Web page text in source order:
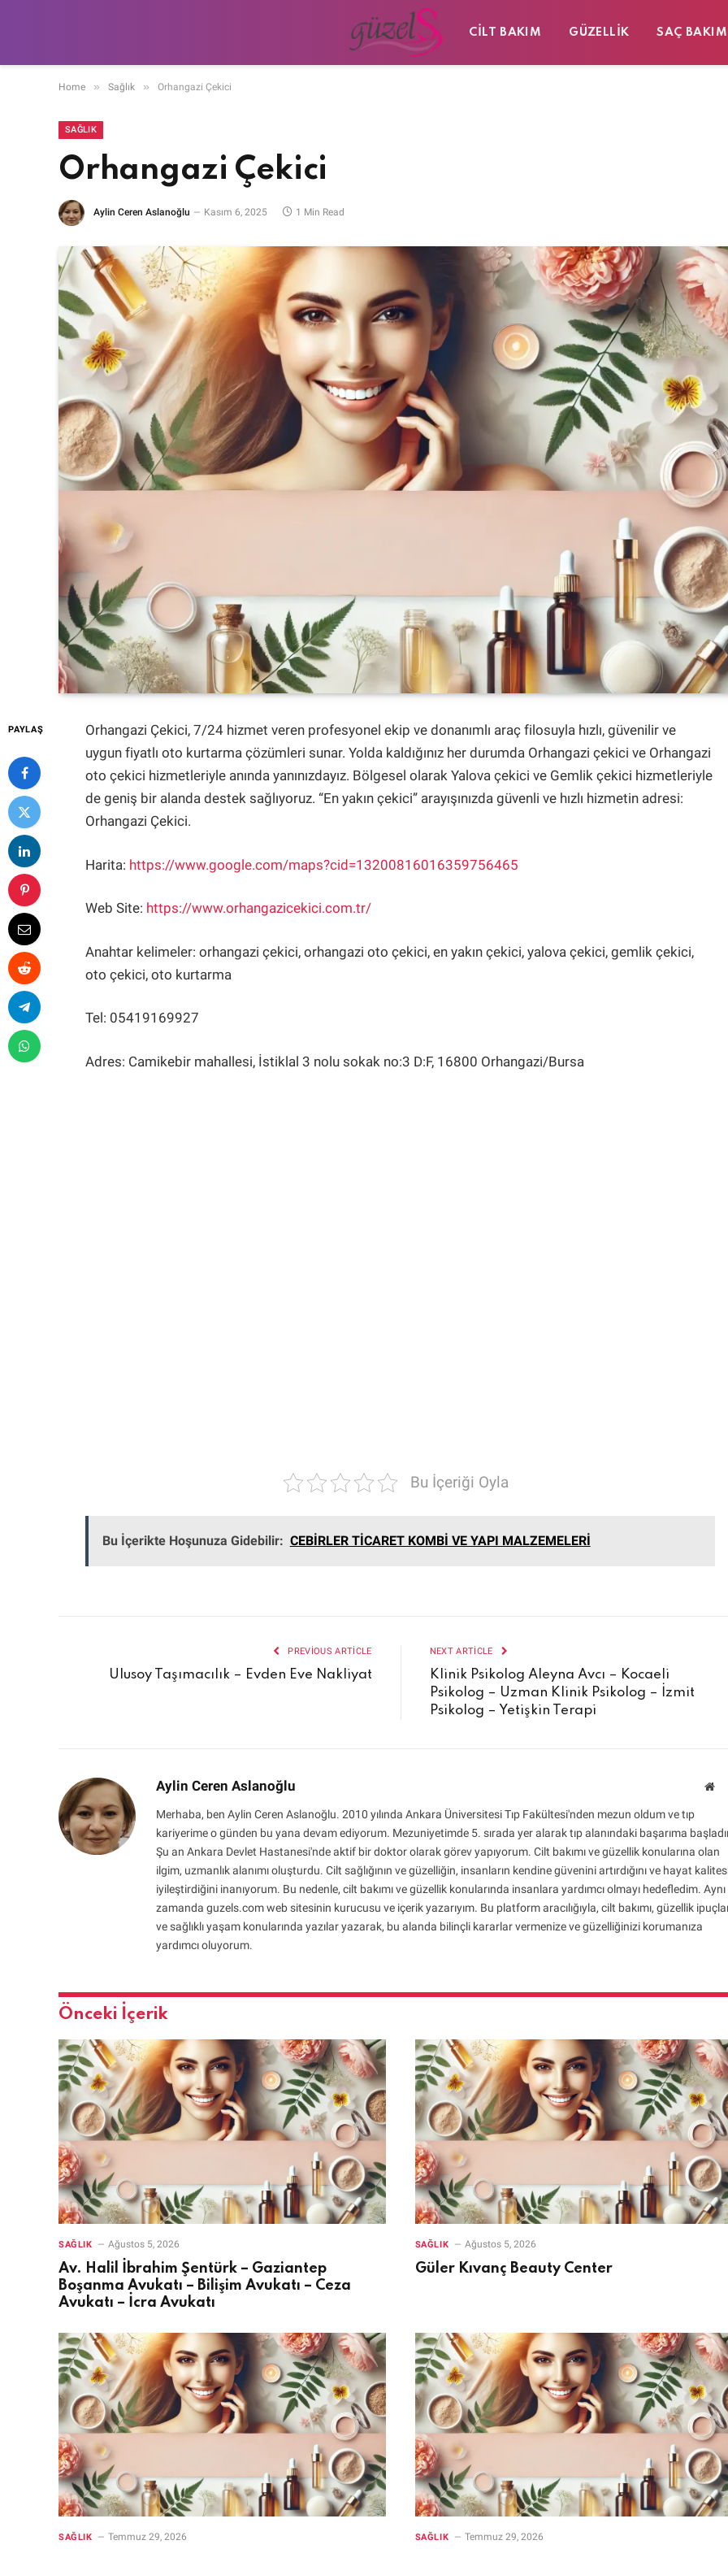
CILT BAKIM GÜZELLIK SAÇ BAKIM
Home » Sağlık » Orhangazi Çekici
SAĞLIK
Orhangazi Çekici
Aylin Ceren Aslanoğlu Kasım 6, 2025 1 Min Read
PAYLAŞ
Orhangazi Çekici, 7/24 hizmet veren profesyonel ekip ve donanımlı araç filosuyla hızlı, güvenilir ve
uygun fiyatlı oto kurtarma çözümleri sunar. Yolda kaldığınız her durumda Orhangazi çekici ve Orhangazi
oto çekici hizmetleriyle anında yanınızdayız. Bölgesel olarak Yalova çekici ve Gemlik çekici hizmetleriyle
de geniş bir alanda destek sağlıyoruz. “En yakın çekici” arayışınızda güvenli ve hızlı hizmetin adresi:
Orhangazi Çekici.
Harita: https://www.google.com/maps?cid=13200816016359756465
Web Site: https://www.orhangazicekici.com.tr/
Anahtar kelimeler: orhangazi çekici, orhangazi oto çekici, en yakın çekici, yalova çekici, gemlik çekici,
oto çekici, oto kurtarma
Tel: 05419169927
Adres: Camikebir mahallesi, İstiklal 3 nolu sokak no:3 D:F, 16800 Orhangazi̇/Bursa
Bu İçeriği Oyla
Bu İçerikte Hoşunuza Gidebilir: CEBİRLER TİCARET KOMBİ VE YAPI MALZEMELERİ
PREVIOUS ARTICLE
Ulusoy Taşımacılık – Evden Eve Nakliyat
NEXT ARTICLE
Klinik Psikolog Aleyna Avcı – Kocaeli
Psikolog – Uzman Klinik Psikolog – İzmit
Psikolog – Yetişkin Terapi
Aylin Ceren Aslanoğlu
Merhaba, ben Aylin Ceren Aslanoğlu. 2010 yılında Ankara Üniversitesi Tıp Fakültesi'nden mezun oldum ve tıp
kariyerime o günden bu yana devam ediyorum. Mezuniyetimde 5. sırada yer alarak tıp alanındaki başarıma
Şu an Ankara Devlet Hastanesi'nde aktif bir doktor olarak görev yapıyorum. Cilt bakımı ve güzellik konularına olan
ilgim, uzmanlık alanımı oluşturdu. Cilt sağlığının ve güzelliğin, insanların kendine güvenini artırdığını ve hayat
iyileştirdiğini inanıyorum. Bu nedenle, cilt bakımı ve güzellik konularında insanlara yardımcı olmayı hedefledim. Aynı
zamanda guzels.com web sitesinin kurucusu ve içerik yazarıyım. Bu platform aracılığıyla, cilt bakımı, güzellik
ve sağlıklı yaşam konularında yazılar yazarak, bu alanda bilinçli kararlar vermenize ve güzelliğinizi korumanıza
yardımcı oluyorum.
Önceki İçerik
SAĞLIK Ağustos 5, 2026
Av. Halil İbrahim Şentürk – Gaziantep
Boşanma Avukatı – Bilişim Avukatı – Ceza
Avukatı – İcra Avukatı
SAĞLIK Ağustos 5, 2026
Güler Kıvanç Beauty Center
SAĞLIK Temmuz 29, 2026 SAĞLIK Temmuz 29, 2026